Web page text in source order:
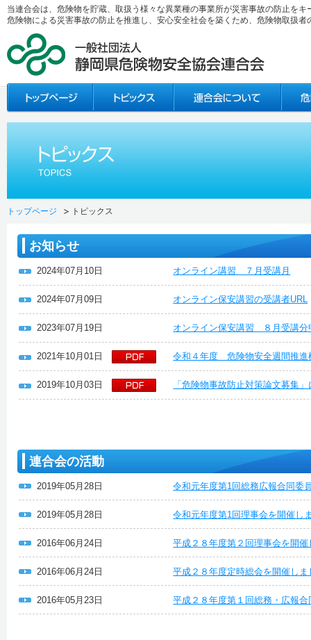
当連合会は、危険物を貯蔵、取扱う様々な異業種の事業所が災害事故の防止を
危険物による災害事故の防止を推進し、安心安全社会を築くため、危険物取扱
トップページ トピックス
お知らせ
2024年07月10日 オンライン講習 ７月受講月
2024年07月09日 オンライン保安講習の受講者URL
2023年07月19日 オンライン保安講習 ８月受講分
2021年10月01日 令和４年度 危険物安全週間推進
2019年10月03日 「危険物事故防止対策論文募集
連合会の活動
2019年05月28日 令和元年度第1回総務広報合同委
2019年05月28日 令和元年度第1回理事会を開催し
2016年06月24日 平成２８年度第２回理事会を開催
2016年06月24日 平成２８年度定時総会を開催しま
2016年05月23日 平成２８年度第１回総務・広報